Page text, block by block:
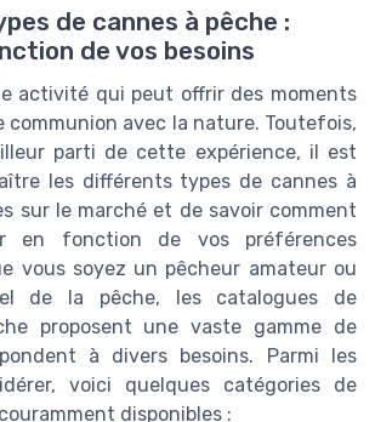
de cannes à pêche :
de vos besoins
activité qui peut offrir des moments
communion avec la nature. Toutefois,
parti de cette expérience, il est
les différents types de cannes à
sur le marché et de savoir comment
en fonction de vos préférences
vous soyez un pêcheur amateur ou
de la pêche, les catalogues de
proposent une vaste gamme de
à divers besoins. Parmi les
voici quelques catégories de
disponibles :